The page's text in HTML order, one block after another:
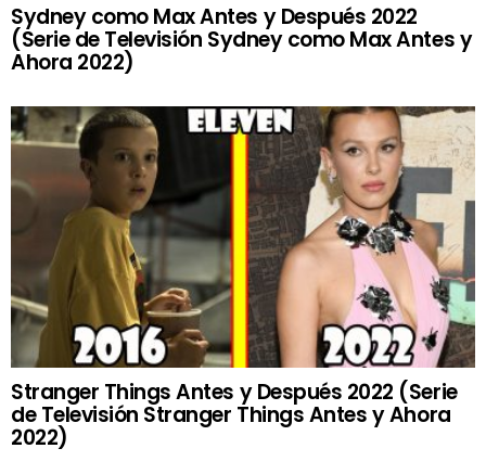
Sydney como Max Antes y Después 2022
(Serie de Televisión Sydney como Max Antes y
Ahora 2022)
Stranger Things Antes y Después 2022 (Serie
de Televisión Stranger Things Antes y Ahora
2022)